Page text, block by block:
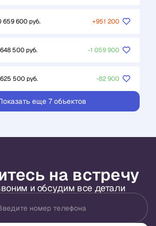
659 600 руб. +951 200
500 руб. -1 059 900
500 руб. -82 900
еще 7 объектов
на встречу
и обсудим все детали
номер телефона